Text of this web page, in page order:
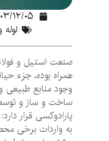
۱۴۰۳/۱۲/۰۵
لوله و
صنعت استیل و فولاد
همراه بوده، جزء حیاتی
وجود منابع طبیعی
ساخت و ساز و توسعه
پارادوکسی قرار دارد:
به واردات برخی